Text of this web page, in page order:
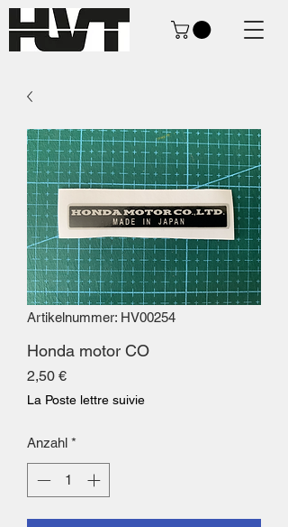
Artikelnummer: HV00254
Honda motor CO
2,50 €Preis
La Poste lettre suivie
Anzahl *